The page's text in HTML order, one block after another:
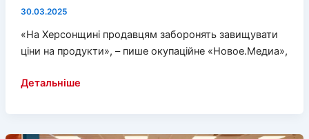
30.03.2025
«На Херсонщині продавцям заборонять завищувати
ціни на продукти», – пише окупаційне «Новое.Медиа»,
Окупаційний
подорожчанням
Детальніше